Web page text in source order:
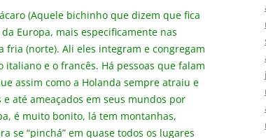
(Aquele bichinho que dizem que fica
Europa, mais especificamente nas
fria (norte). Ali eles integram e congregam
e o francês. Há pessoas que falam
assim como a Holanda sempre atraiu e
até ameaçados em seus mundos por
é muito bonito, lá tem montanhas,
se “pinchá” em quase todos os lugares